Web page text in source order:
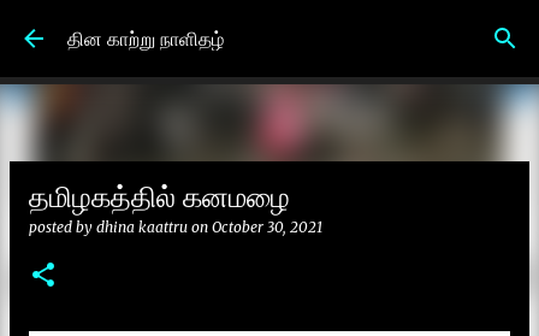
Skip to main content
தின காற்று நாளிதழ்
தமிழகத்தில் கனமழை
posted by dhina kaattru on October 30, 2021